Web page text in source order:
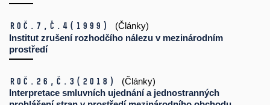
Roč.7, č.4 (1999)
(Články)
Institut zrušení rozhodčího nálezu v mezinárodním
prostředí
Roč.26, č.3 (2018)
(Články)
Interpretace smluvních ujednání a jednostranných